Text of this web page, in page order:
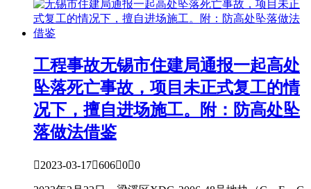
工程事故无锡市住建局通报一起高处
坠落死亡事故，项目未正式复工的情
况下，擅自进场施工。附：防高处坠
落做法借鉴
2023-03-1760600